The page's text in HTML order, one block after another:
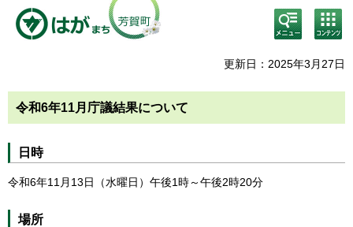
検
索・
メニ
コン
テン
ニュ
更新日：2025年3月27日
令和6年11月庁議結果について
日時
令和6年11月13日（水曜日）午後1時～午後2時20分
場所